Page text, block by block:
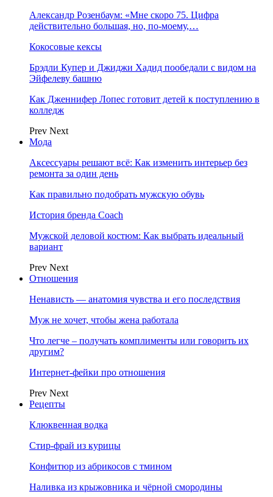
Александр Розенбаум: «Мне скоро 75. Цифра
действительно большая, но, по‑моему,…
Кокосовые кексы
Брэдли Купер и Джиджи Хадид пообедали с видом на
Эйфелеву башню
Как Дженнифер Лопес готовит детей к поступлению в
колледж
Prev Next
Мода
Аксессуары решают всё: Как изменить интерьер без
ремонта за один день
Как правильно подобрать мужскую обувь
История бренда Coach
Мужской деловой костюм: Как выбрать идеальный
вариант
Prev Next
Отношения
Ненависть — анатомия чувства и его последствия
Муж не хочет, чтобы жена работала
Что легче – получать комплименты или говорить их
другим?
Интернет-фейки про отношения
Prev Next
Рецепты
Клюквенная водка
Стир-фрай из курицы
Конфитюр из абрикосов с тмином
Наливка из крыжовника и чёрной смородины